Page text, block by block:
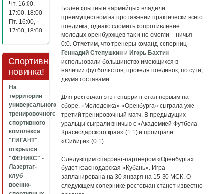
Более опытные «армейцы» владели
преимуществом на протяжении практически всего
поединка, однако сломить сопротивление
молодых оренбуржцев так и не смогли – ничья
0:0. Отметим, что тренеры команд-соперниц
Геннадий Степушкин и Игорь Бахтин
использовали большинство имеющихся в
наличии футболистов, проведя поединок, по сути,
двумя составами.
Для ростовчан этот спарринг стал первым на
сборе. «Молодежка» «Оренбурга» сыграла уже
третий тренировочный матч. В предыдущих
уральцы сыграли вничью с «Академией Футбола
Краснодарского края» (1:1) и проиграли
«Сибири» (0:1).
Следующим спарринг-партнером «Оренбурга»
будет краснодарская «Кубань». Игра
запланирована на 30 января на 15-30 МСК. О
следующем сопернике ростовчан станет известно
Чт. 16:00,
17:00, 18:00
Пт. 16:00,
17:00, 18:00
Спортивная
новинка!
На
территории
универсального
тренировочного
спортивного
комплекса
"ГИГАНТ"
открылся
"ФЕНИКС" -
Лазертаг-
клуб
военно-